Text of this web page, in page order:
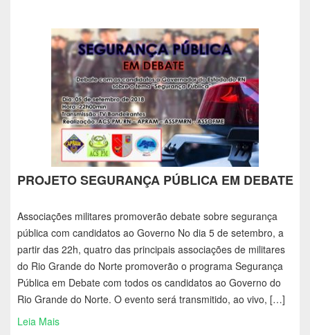
PROJETO SEGURANÇA PÚBLICA EM DEBATE
Associações militares promoverão debate sobre segurança
pública com candidatos ao Governo No dia 5 de setembro, a
partir das 22h, quatro das principais associações de militares
do Rio Grande do Norte promoverão o programa Segurança
Pública em Debate com todos os candidatos ao Governo do
Rio Grande do Norte. O evento será transmitido, ao vivo, […]
Leia Mais